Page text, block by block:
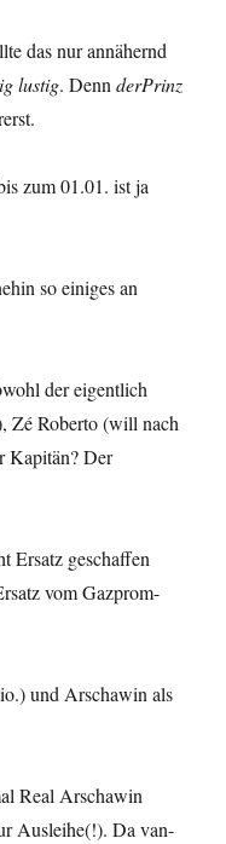
das nur annähernd
lustig. DennderPrinz
zum 01.01. ist ja
so einiges an
der eigentlich
Zé Roberto (will nach
Kapitän? Der
Ersatz geschaffen
vom Gazprom-
und Arschawin als
Real Arschawin
Ausleihe(!). Da van-